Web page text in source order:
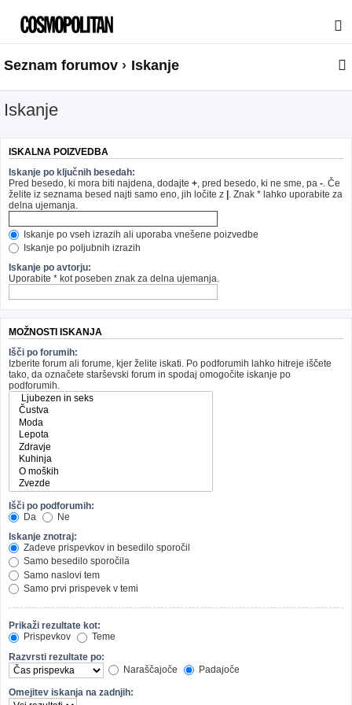
Seznam forumov Iskanje
Iskanje
ISKALNA POIZVEDBA
Iskanje po ključnih besedah:
Pred besedo, ki mora biti najdena, dodajte + , pred besedo, ki ne sme, pa - . Če
želite iz seznama besed najti samo eno, jih ločite z | . Znak * lahko uporabite za
delna ujemanja.
Iskanje po vseh izrazih ali uporaba vnešene poizvedbe
Iskanje po poljubnih izrazih
Iskanje po avtorju:
Uporabite * kot poseben znak za delna ujemanja.
MOŽNOSTI ISKANJA
Išči po forumih:
Izberite forum ali forume, kjer želite iskati. Po podforumih lahko hitreje iščete
tako, da označete starševski forum in spodaj omogočite iskanje po
podforumih.
Išči po podforumih:
Da
Ne
Iskanje znotraj:
Zadeve prispevkov in besedilo sporočil
Samo besedilo sporočila
Samo naslovi tem
Samo prvi prispevek v temi
Prikaži rezultate kot:
Prispevkov
Teme
Razvrsti rezultate po:
Naraščajoče
Padajoče
Omejitev iskanja na zadnjih: